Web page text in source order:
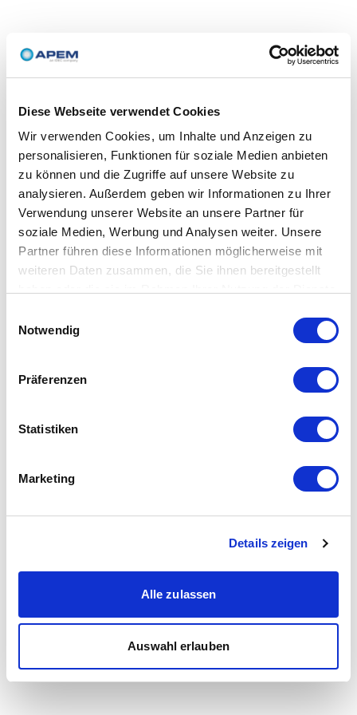
Diese Webseite verwendet Cookies
Wir verwenden Cookies, um Inhalte und Anzeigen zu
personalisieren, Funktionen für soziale Medien anbieten
zu können und die Zugriffe auf unsere Website zu
analysieren. Außerdem geben wir Informationen zu Ihrer
Verwendung unserer Website an unsere Partner für
soziale Medien, Werbung und Analysen weiter. Unsere
Partner führen diese Informationen möglicherweise mit
weiteren Daten zusammen, die Sie ihnen bereitgestellt
Notwendig
Präferenzen
Statistiken
Marketing
Details zeigen
Alle zulassen
Auswahl erlauben